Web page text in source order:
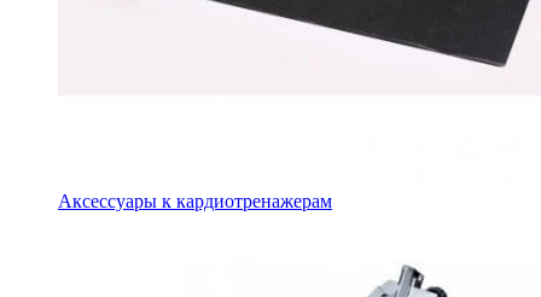
Аксессуары к кардиотренажерам